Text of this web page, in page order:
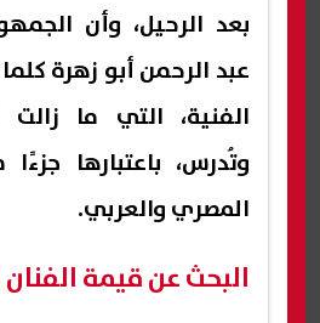
بعد الرحيل، وأن
عبد الرحمن أبو زهرة
الفنية، التي ما
وتُدرس، باعتبارها
المصري والعربي.
البحث عن قيمة